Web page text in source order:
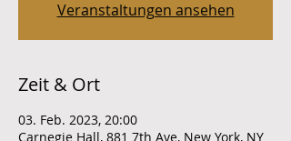
Veranstaltungen ansehen
Zeit & Ort
03. Feb. 2023, 20:00
Carnegie Hall, 881 7th Ave, New York, NY